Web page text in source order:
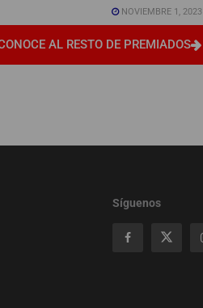
NOVIEMBRE 1, 2023
AL RESTO DE PREMIADOS
Síguenos